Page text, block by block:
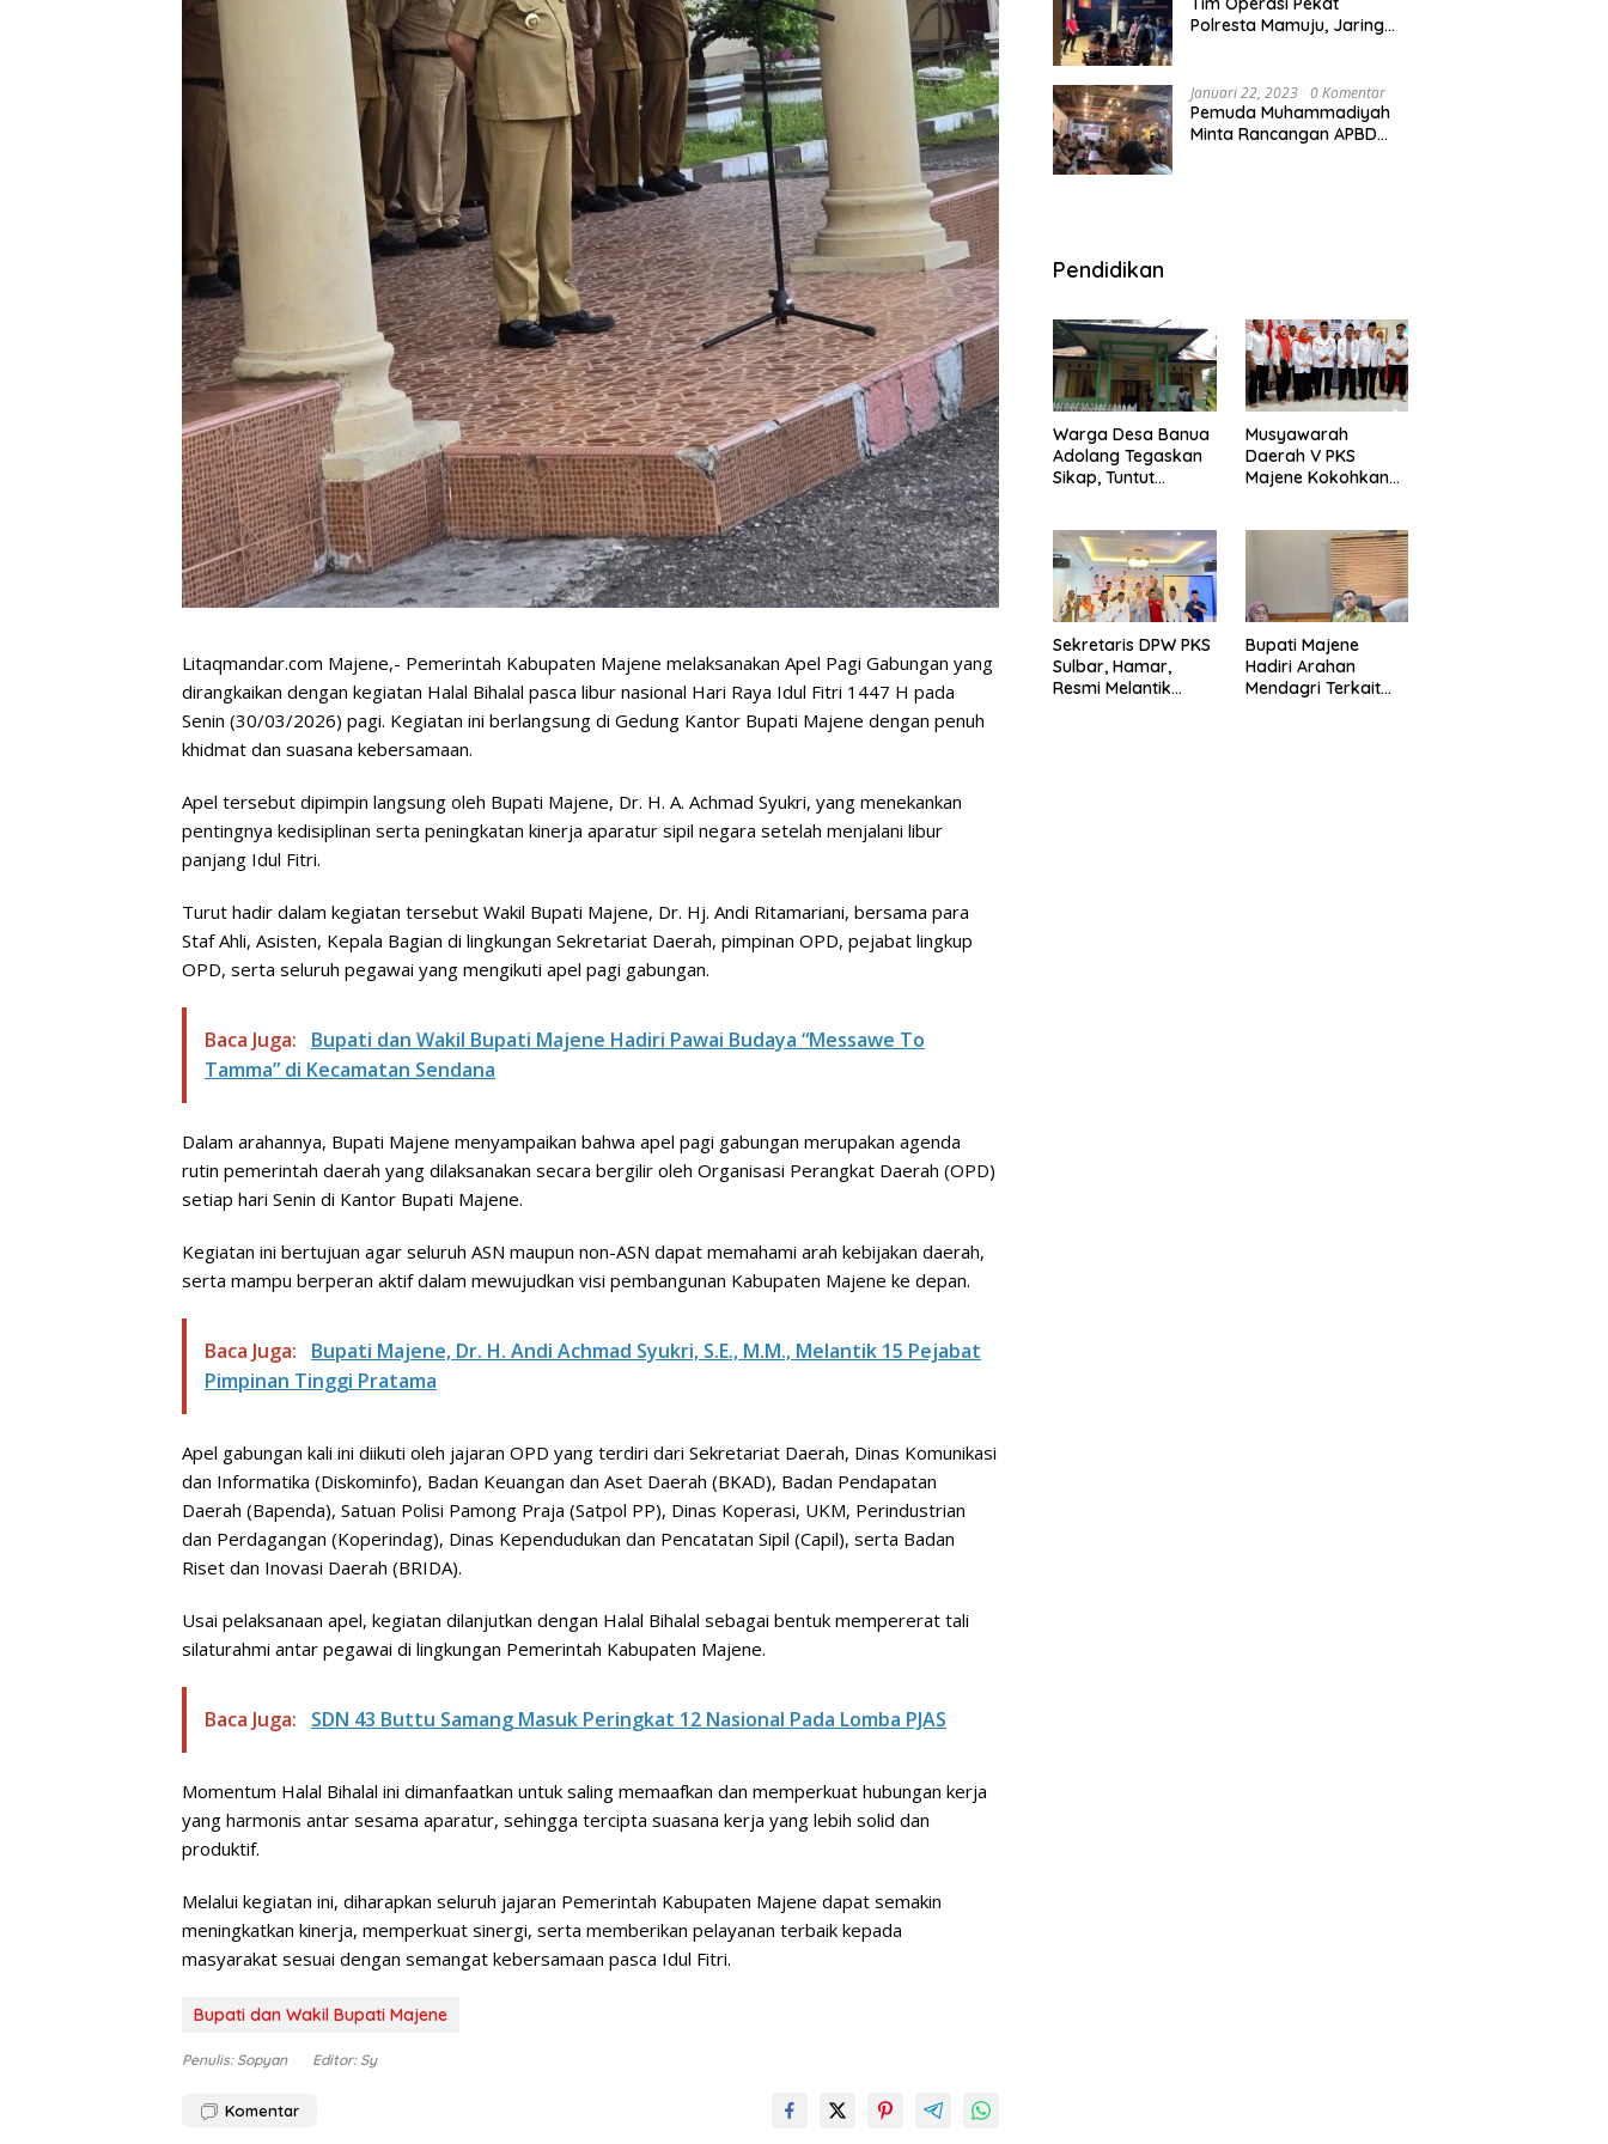
Litaqmandar.com Majene,- Pemerintah Kabupaten Majene melaksanakan Apel Pagi Gabungan yang
dirangkaikan dengan kegiatan Halal Bihalal pasca libur nasional Hari Raya Idul Fitri 1447 H pada
Senin (30/03/2026) pagi. Kegiatan ini berlangsung di Gedung Kantor Bupati Majene dengan penuh
khidmat dan suasana kebersamaan.
Apel tersebut dipimpin langsung oleh Bupati Majene, Dr. H. A. Achmad Syukri, yang menekankan
pentingnya kedisiplinan serta peningkatan kinerja aparatur sipil negara setelah menjalani libur
panjang Idul Fitri.
Turut hadir dalam kegiatan tersebut Wakil Bupati Majene, Dr. Hj. Andi Ritamariani, bersama para
Staf Ahli, Asisten, Kepala Bagian di lingkungan Sekretariat Daerah, pimpinan OPD, pejabat lingkup
OPD, serta seluruh pegawai yang mengikuti apel pagi gabungan.
Baca Juga:
Bupati dan Wakil Bupati Majene Hadiri Pawai Budaya “Messawe To
Tamma” di Kecamatan Sendana
Dalam arahannya, Bupati Majene menyampaikan bahwa apel pagi gabungan merupakan agenda
rutin pemerintah daerah yang dilaksanakan secara bergilir oleh Organisasi Perangkat Daerah (OPD)
setiap hari Senin di Kantor Bupati Majene.
Kegiatan ini bertujuan agar seluruh ASN maupun non-ASN dapat memahami arah kebijakan daerah,
serta mampu berperan aktif dalam mewujudkan visi pembangunan Kabupaten Majene ke depan.
Baca Juga:
Bupati Majene, Dr. H. Andi Achmad Syukri, S.E., M.M., Melantik 15 Pejabat
Pimpinan Tinggi Pratama
Apel gabungan kali ini diikuti oleh jajaran OPD yang terdiri dari Sekretariat Daerah, Dinas Komunikasi
dan Informatika (Diskominfo), Badan Keuangan dan Aset Daerah (BKAD), Badan Pendapatan
Daerah (Bapenda), Satuan Polisi Pamong Praja (Satpol PP), Dinas Koperasi, UKM, Perindustrian
dan Perdagangan (Koperindag), Dinas Kependudukan dan Pencatatan Sipil (Capil), serta Badan
Riset dan Inovasi Daerah (BRIDA).
Usai pelaksanaan apel, kegiatan dilanjutkan dengan Halal Bihalal sebagai bentuk mempererat tali
silaturahmi antar pegawai di lingkungan Pemerintah Kabupaten Majene.
Baca Juga: SDN 43 Buttu Samang Masuk Peringkat 12 Nasional Pada Lomba PJAS
Momentum Halal Bihalal ini dimanfaatkan untuk saling memaafkan dan memperkuat hubungan kerja
yang harmonis antar sesama aparatur, sehingga tercipta suasana kerja yang lebih solid dan
produktif.
Melalui kegiatan ini, diharapkan seluruh jajaran Pemerintah Kabupaten Majene dapat semakin
meningkatkan kinerja, memperkuat sinergi, serta memberikan pelayanan terbaik kepada
masyarakat sesuai dengan semangat kebersamaan pasca Idul Fitri.
Bupati dan Wakil Bupati Majene
Penulis: Sopyan Editor: Sy
Komentar
Polresta Mamuju, Jaring
Januari 22, 2023 0 Komentar
Pemuda Muhammadiyah
Minta Rancangan APBD
Pendidikan
Warga Desa Banua
Adolang Tegaskan
Sikap, Tuntut
Desa
Musyawarah
Daerah V PKS
Majene Kokohkan
Sekretaris DPW PKS
Sulbar, Hamar,
Resmi Melantik
Bupati Majene
Hadiri Arahan
Mendagri Terkait